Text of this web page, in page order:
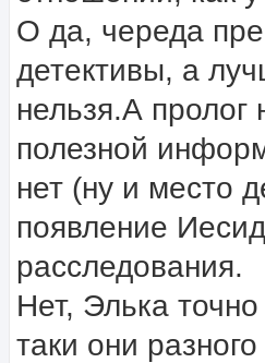
О да, череда
детективы, а
нельзя.А пролог
полезной
нет (ну и место
появление
расследования.
Нет, Элька
таки они